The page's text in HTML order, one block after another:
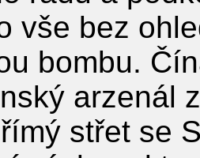
vše bez
bombu.
arzenál
střet se